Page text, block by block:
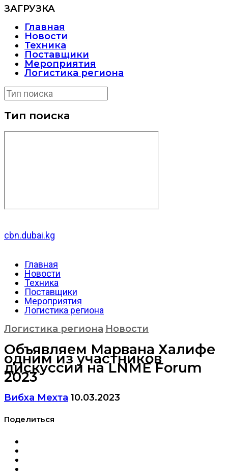
ЗАГРУЗКА
Главная
Новости
Техника
Поставщики
Мероприятия
Логистика региона
Тип поиска
cbn.dubai.kg
Главная
Новости
Техника
Поставщики
Мероприятия
Логистика региона
Логистика региона Новости
Объявляем Марвана Халифе
одним из участников
дискуссии на LNME Forum
2023
Вибха Мехта 10.03.2023
Поделиться